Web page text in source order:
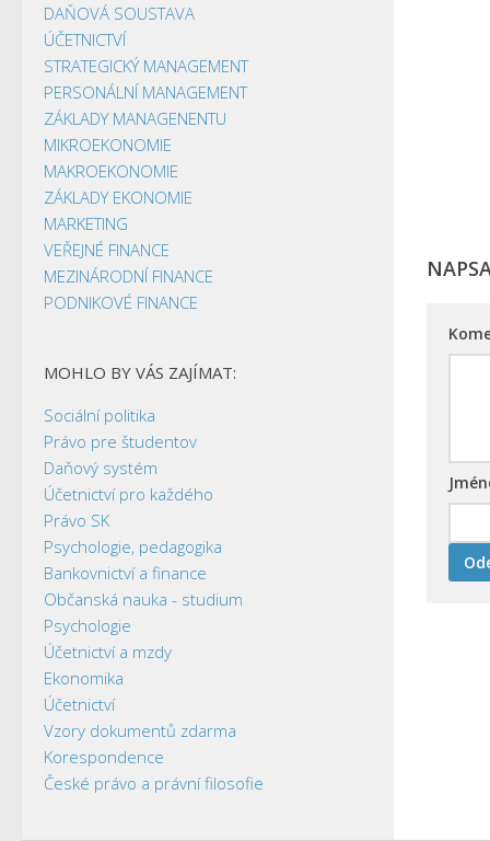
DAŇOVÁ SOUSTAVA
ÚČETNICTVÍ
STRATEGICKÝ MANAGEMENT
PERSONÁLNÍ MANAGEMENT
ZÁKLADY MANAGENENTU
MIKROEKONOMIE
MAKROEKONOMIE
ZÁKLADY EKONOMIE
MARKETING
VEŘEJNÉ FINANCE
MEZINÁRODNÍ FINANCE
PODNIKOVÉ FINANCE
MOHLO BY VÁS ZAJÍMAT:
Sociální politika
Právo pre študentov
Daňový systém
Účetnictví pro každého
Právo SK
Psychologie, pedagogika
Bankovnictví a finance
Občanská nauka - studium
Psychologie
Účetnictví a mzdy
Ekonomika
Účetnictví
Vzory dokumentů zdarma
Korespondence
České právo a právní filosofie